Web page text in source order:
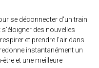
se déconnecter d'un train
s'éloigner des nouvelles
et prendre l'air dans
instantanément un
et une meilleure